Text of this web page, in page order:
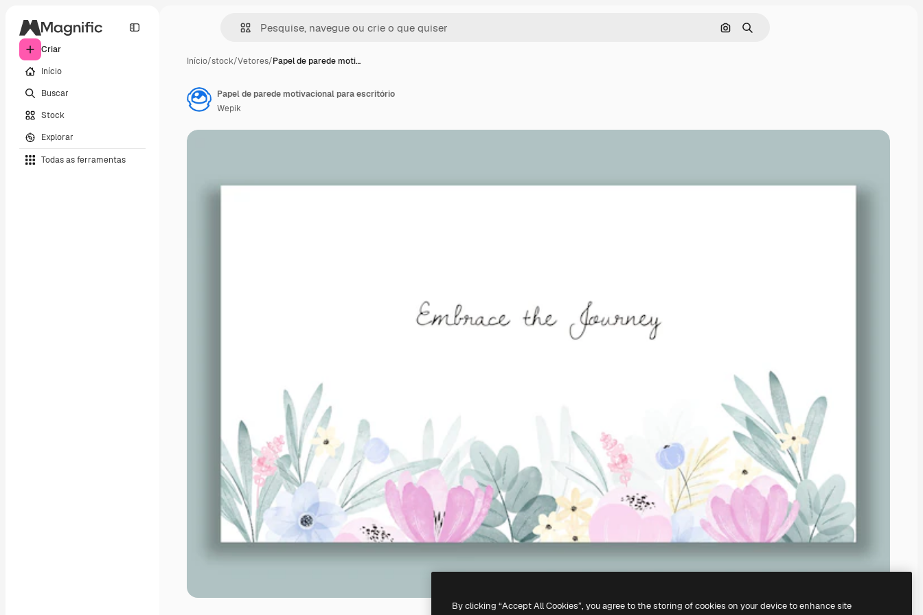
Criar
Início
Buscar
Stock
Explorar
Todas as ferramentas
Pesquisar por imagem
Buscar
Início/stock/Vetores/Papel de parede moti…
Papel de parede motivacional para escritório
Wepik
By clicking “Accept All Cookies”, you agree to the storing of cookies on your device to enhance site